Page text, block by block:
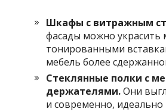
Шкафы с витражным
фасады можно
тонированными
мебель более
Стеклянные полки с
держателями.Они
и современно, идеально